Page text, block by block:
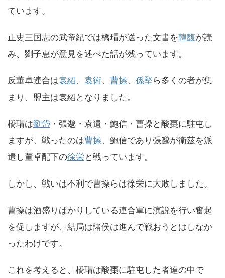
ています。
正史三国志の武帝紀では橋瑁が送った文書を韓馥が読
み、劉子恵が意見を述べた話が残っています。
反董卓連合は袁紹、 袁術、 曹操、 孫堅 ら多くの者が集
まり、盟主は袁紹となりました。
橋瑁は劉岱 ・張邈・袁遺・鮑信・曹操と酸棗に駐屯し
ますが、戦ったのは曹操、鮑信であり張邈が衛茲を派
遣し董卓配下の徐栄 と戦っています。
しかし、戦いは不利で曹操らは徐栄に大敗しました。
曹操は酒盛りばかりしている連合軍に演説を行い奮起
を促しますが、結局は諸侯は進んで戦おうとはしなか
ったわけです。
これを考えると、橋瑁は酸棗に駐屯した者達の中で